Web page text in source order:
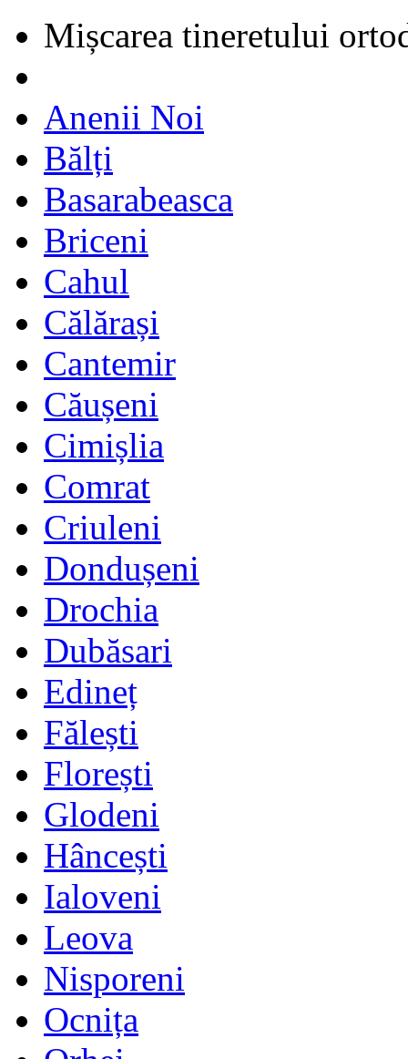
Mișcarea tineretului
Anenii Noi
Bălți
Basarabeasca
Briceni
Cahul
Călărași
Cantemir
Căușeni
Cimișlia
Comrat
Criuleni
Dondușeni
Drochia
Dubăsari
Edineț
Fălești
Florești
Glodeni
Hâncești
Ialoveni
Leova
Nisporeni
Ocnița